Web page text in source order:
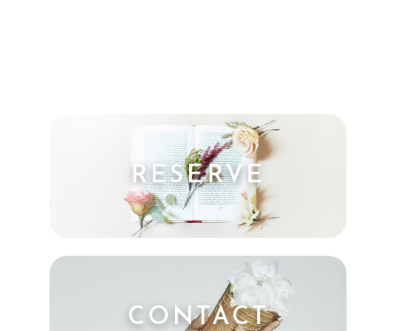
RESERVE
CONTACT